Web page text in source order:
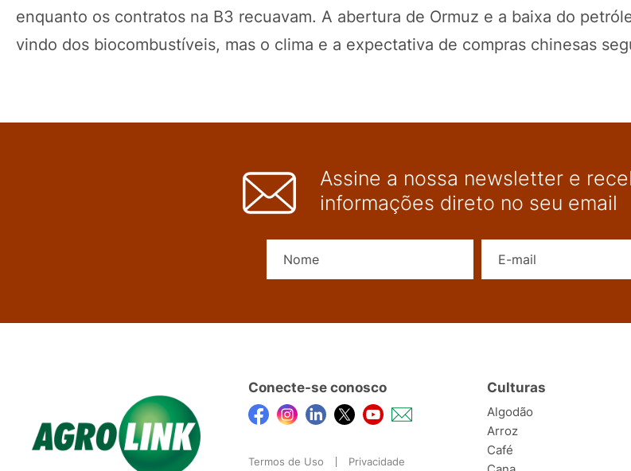
enquanto os contratos na B3 recuavam. A abertura de Ormuz e a baixa do
vindo dos biocombustíveis, mas o clima e a expectativa de compras chinesas
Assine a nossa newsletter e
informações direto no seu email
Conecte-se conosco
Termos de Uso Privacidade
Culturas
Algodão
Arroz
Café